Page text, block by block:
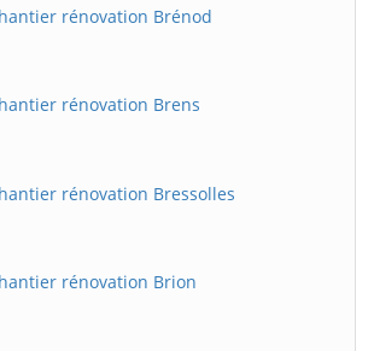
rénovation Brénod
rénovation Brens
rénovation Bressolles
rénovation Brion